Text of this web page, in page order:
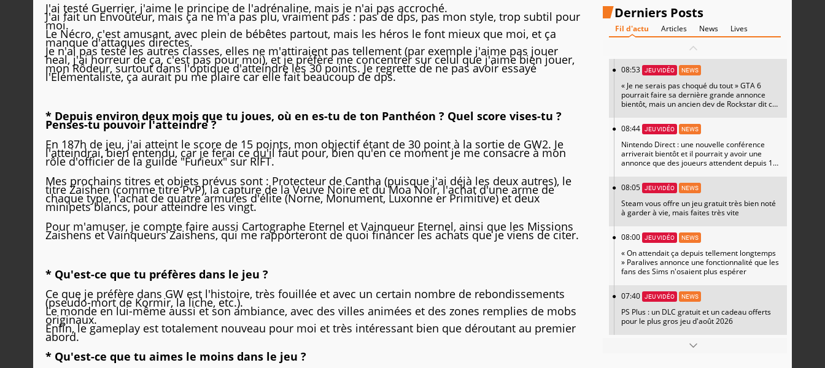
J'ai testé Guerrier, j'aime le principe de l'adrénaline, mais je n'ai pas accroché.
J'ai fait un Envoûteur, mais ça ne m'a pas plu, vraiment pas : pas de dps, pas mon style, trop subtil pour
moi.
Le Nécro, c'est amusant, avec plein de bébêtes partout, mais les héros le font mieux que moi, et ça
manque d'attaques directes.
Je n'ai pas testé les autres classes, elles ne m'attiraient pas tellement (par exemple j'aime pas jouer
heal, j'ai horreur de ça, c'est pas pour moi), et je préfère me concentrer sur celui que j'aime bien jouer,
mon Rôdeur, surtout dans l'optique d'atteindre les 30 points. Je regrette de ne pas avoir essayé
l'Elémentaliste, ça aurait pu me plaire car elle fait beaucoup de dps.
* Depuis environ deux mois que tu joues, où en es-tu de ton Panthéon ? Quel score vises-tu ?
Penses-tu pouvoir l'atteindre ?
En 187h de jeu, j'ai atteint le score de 15 points, mon objectif étant de 30 point à la sortie de GW2. Je
l'atteindrai, bien entendu, car je ferai ce qu'il faut pour, bien qu'en ce moment je me consacre à mon
rôle d'officier de la guilde "Furieux" sur RIFT.
Mes prochains titres et objets prévus sont : Protecteur de Cantha (puisque j'ai déjà les deux autres), le
titre Zaishen (comme titre PvP), la capture de la Veuve Noire et du Moa Noir, l'achat d'une arme de
chaque type, l'achat de quatre armures d'élite (Norne, Monument, Luxonne er Primitive) et deux
minipets blancs, pour atteindre les vingt.
Pour m'amuser, je compte faire aussi Cartographe Eternel et Vainqueur Eternel, ainsi que les Missions
Zaishens et Vainqueurs Zaishens, qui me rapporteront de quoi financer les achats que je viens de citer.
* Qu'est-ce que tu préfères dans le jeu ?
Ce que je préfère dans GW est l'histoire, très fouillée et avec un certain nombre de rebondissements
(pseudo-mort de Kormir, la liche, etc.).
Le monde en lui-même aussi et son ambiance, avec des villes animées et des zones remplies de mobs
originaux.
Enfin, le gameplay est totalement nouveau pour moi et très intéressant bien que déroutant au premier
abord.
* Qu'est-ce que tu aimes le moins dans le jeu ?
Derniers Posts
Fil d'actu Articles News Lives
08:53 JEU VIDÉO NEWS
« Je ne serais pas choqué du tout » GTA 6
pourrait faire sa dernière grande annonce
bientôt, mais un ancien dev de Rockstar dit ce
08:44
JEU VIDÉO NEWS
Nintendo Direct : une nouvelle conférence
arriverait bientôt et il pourrait y avoir une
annonce que des joueurs attendent depuis 10
08:05
JEU VIDÉO NEWS
Steam vous offre un jeu gratuit très bien noté
à garder à vie, mais faites très vite
08:00 JEU VIDÉO NEWS
« On attendait ça depuis tellement longtemps
» Paralives annonce une fonctionnalité que les
fans des Sims n'osaient plus espérer
07:40 JEU VIDÉO NEWS
PS Plus : un DLC gratuit et un cadeau offerts
pour le plus gros jeu d'août 2026